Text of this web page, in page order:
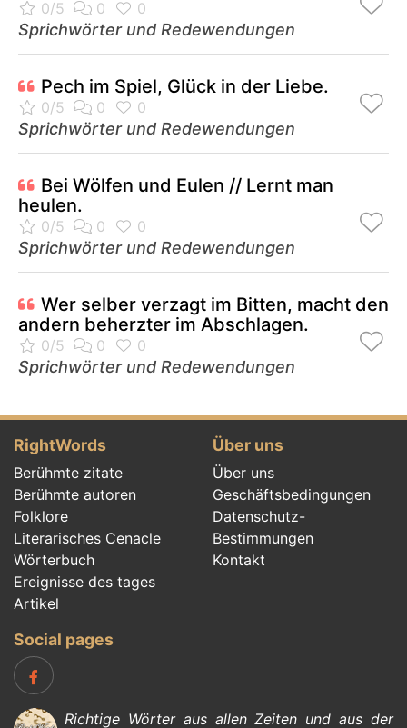
Sprichwörter und Redewendungen
Pech im Spiel, Glück in der Liebe.
Sprichwörter und Redewendungen
Bei Wölfen und Eulen // Lernt man
heulen.
Sprichwörter und Redewendungen
Wer selber verzagt im Bitten, macht den
andern beherzter im Abschlagen.
Sprichwörter und Redewendungen
RightWords
Berühmte zitate
Berühmte autoren
Folklore
Literarisches Cenacle
Wörterbuch
Ereignisse des tages
Artikel
Über uns
Über uns
Geschäftsbedingungen
Datenschutz-
Bestimmungen
Kontakt
Social pages
Richtige Wörter aus allen Zeiten und aus der